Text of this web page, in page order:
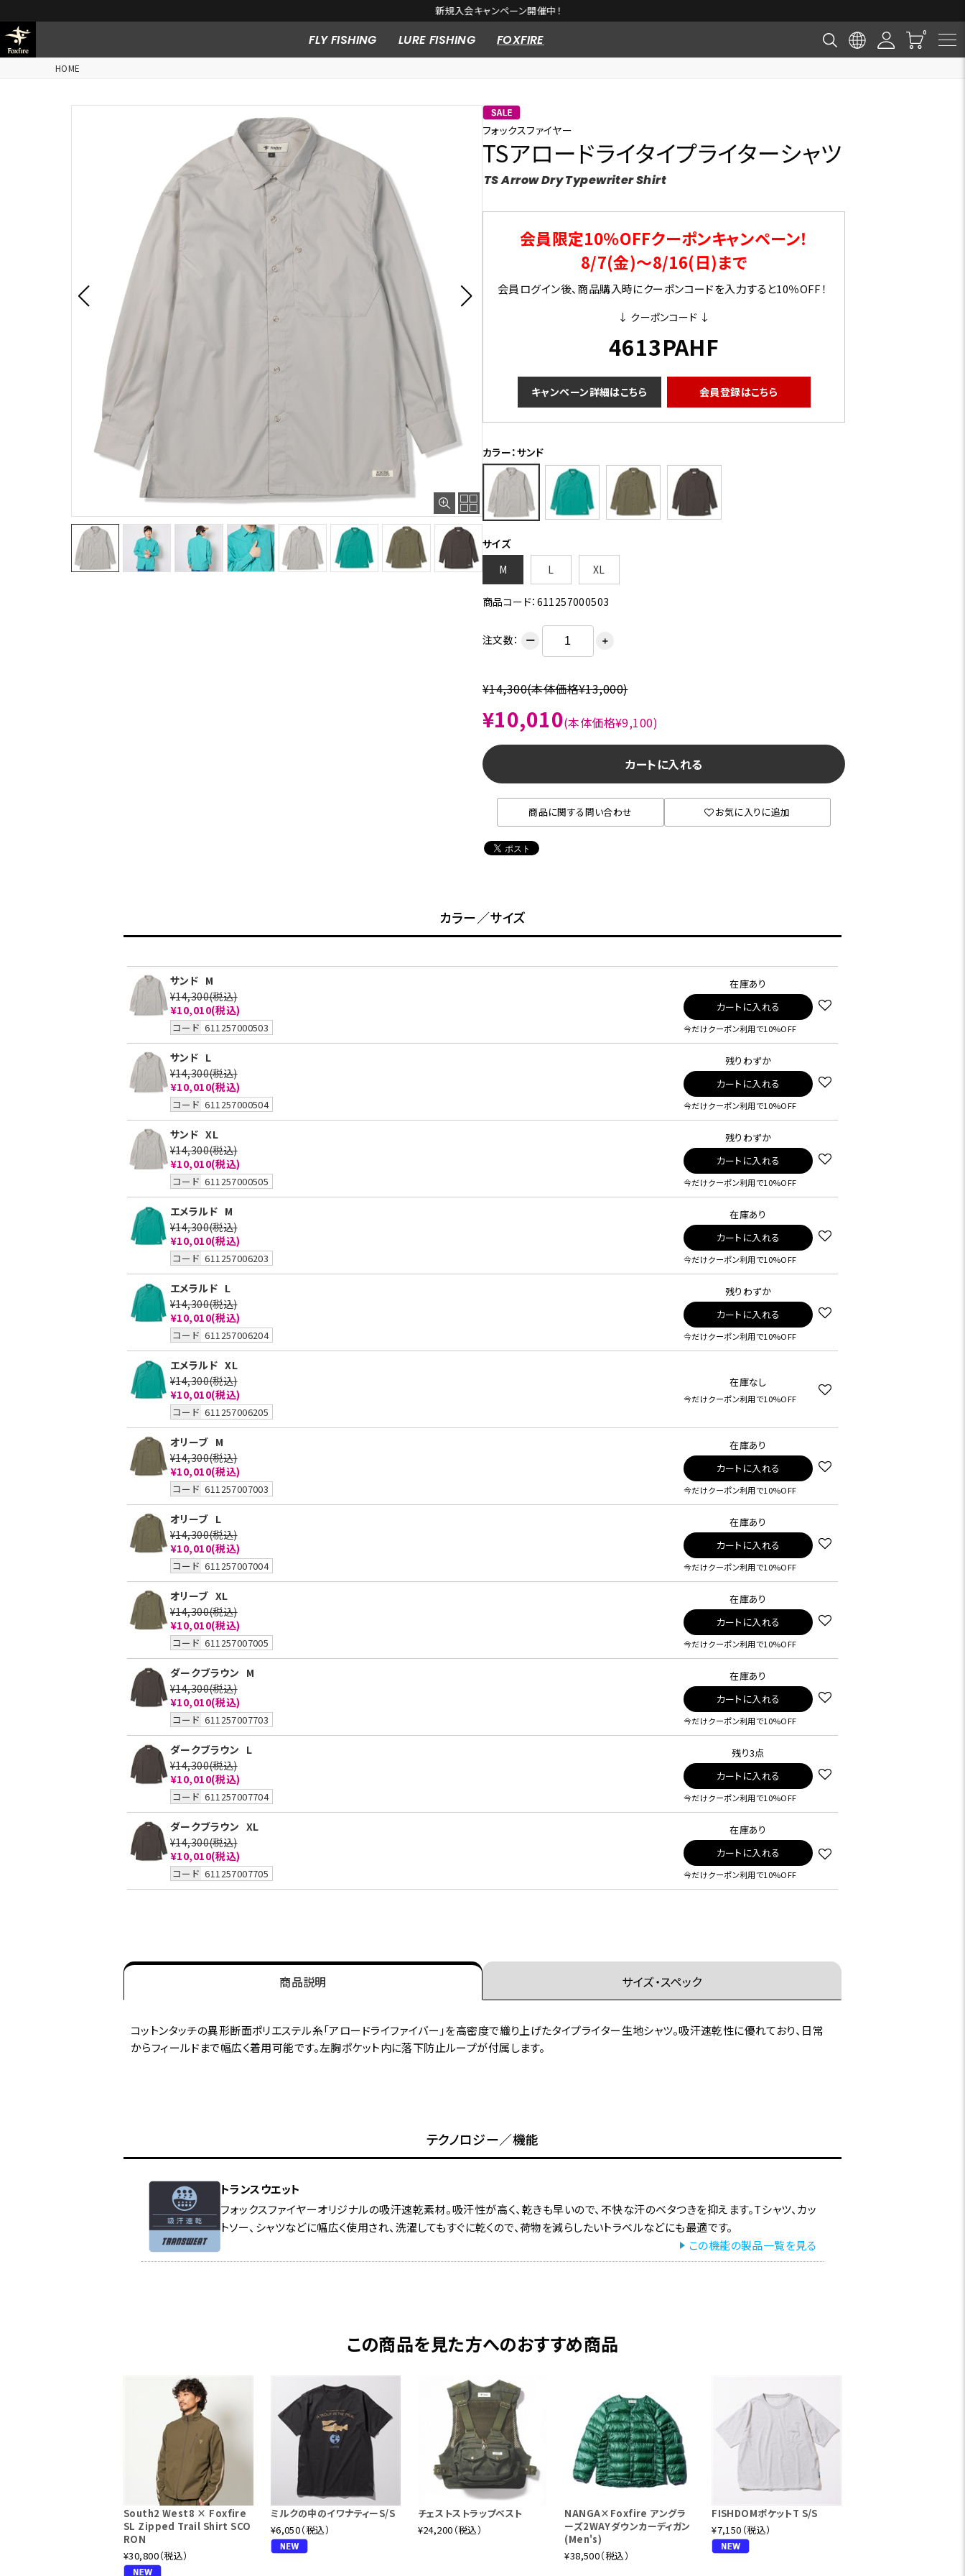
新規入会キャンペーン開催中！
FLY FISHING LURE FISHING FOXFIRE
HOME
フォックスファイヤー
TSアロードライタイプライターシャツ
TS Arrow Dry Typewriter Shirt
会員限定10％OFFクーポンキャンペーン！
8/7(金)～8/16(日)まで
会員ログイン後、商品購入時にクーポンコードを入力すると10％OFF！
↓ クーポンコード ↓
4613PAHF
キャンペーン詳細はこちら 会員登録はこちら
カラー：サンド
サイズ
M
L XL
商品コード：611257000503
注文数： ー ＋
¥14,300(本体価格¥13,000)
¥10,010(本体価格¥9,100)
カートに入れる
商品に関する問い合わせ お気に入りに追加
カラー／サイズ
サンド M
¥14,300(税込)
¥10,010(税込)
コード 611257000503
在庫あり
カートに入れる
今だけクーポン利用で10%OFF
サンド L
¥14,300(税込)
¥10,010(税込)
コード 611257000504
残りわずか
カートに入れる
今だけクーポン利用で10%OFF
サンド XL
¥14,300(税込)
¥10,010(税込)
コード 611257000505
残りわずか
カートに入れる
今だけクーポン利用で10%OFF
エメラルド M
¥14,300(税込)
¥10,010(税込)
コード 611257006203
在庫あり
カートに入れる
今だけクーポン利用で10%OFF
エメラルド L
¥14,300(税込)
¥10,010(税込)
コード 611257006204
残りわずか
カートに入れる
今だけクーポン利用で10%OFF
エメラルド XL
¥14,300(税込)
¥10,010(税込)
コード 611257006205
在庫なし
今だけクーポン利用で10%OFF
オリーブ M
¥14,300(税込)
¥10,010(税込)
コード 611257007003
在庫あり
カートに入れる
今だけクーポン利用で10%OFF
オリーブ L
¥14,300(税込)
¥10,010(税込)
コード 611257007004
在庫あり
カートに入れる
今だけクーポン利用で10%OFF
オリーブ XL
¥14,300(税込)
¥10,010(税込)
コード 611257007005
在庫あり
カートに入れる
今だけクーポン利用で10%OFF
ダークブラウン M
¥14,300(税込)
¥10,010(税込)
コード 611257007703
在庫あり
カートに入れる
今だけクーポン利用で10%OFF
ダークブラウン L
¥14,300(税込)
¥10,010(税込)
コード 611257007704
残り3点
カートに入れる
今だけクーポン利用で10%OFF
ダークブラウン XL
¥14,300(税込)
¥10,010(税込)
コード 611257007705
在庫あり
カートに入れる
今だけクーポン利用で10%OFF
商品説明 サイズ・スペック
コットンタッチの異形断面ポリエステル糸「アロードライファイバー」を高密度で織り上げたタイプライター生地シャツ。吸汗速乾性に優れており、日常
からフィールドまで幅広く着用可能です。左胸ポケット内に落下防止ループが付属します。
テクノロジー／機能
トランスウエット
フォックスファイヤーオリジナルの吸汗速乾素材。吸汗性が高く、乾きも早いので、不快な汗のベタつきを抑えます。Tシャツ、カッ
トソー、シャツなどに幅広く使用され、洗濯してもすぐに乾くので、荷物を減らしたいトラベルなどにも最適です。
この機能の製品一覧を見る
この商品を見た方へのおすすめ商品
South2 West8 × Foxfire
SL Zipped Trail Shirt SCO
RON
¥30,800（税込）
ミルクの中のイワナティーS/S
¥6,050（税込）
チェストストラップベスト
¥24,200（税込）
NANGA×Foxfire アングラ
ーズ2WAYダウンカーディガン
(Men's)
¥38,500（税込）
FISHDOMポケットT S/S
¥7,150（税込）